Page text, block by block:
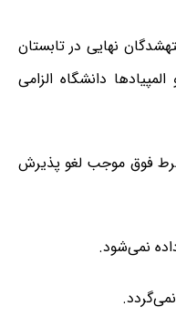
نهایی در تابستان
دانشگاه الزامی
فوق موجب لغو پذیرش